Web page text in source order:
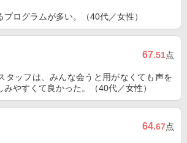
ログラムが多い。（40代／女性）
67.51点
タッフは、みんな会うと用がなくても声を
やすくて良かった。（40代／女性）
64.67点